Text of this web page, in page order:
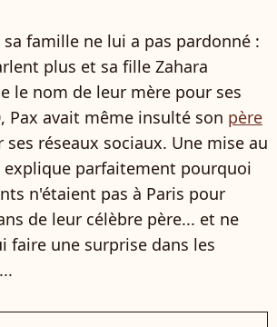
famille ne lui a pas pardonné :
plus et sa fille Zahara
le nom de leur mère pour ses
Pax avait même insulté son père
ses réseaux sociaux. Une mise au
parfaitement pourquoi
n'étaient pas à Paris pour
de leur célèbre père... et ne
faire une surprise dans les